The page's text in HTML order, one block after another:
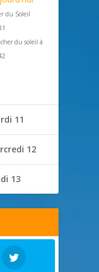
du Soleil
du soleil à
11
12
13